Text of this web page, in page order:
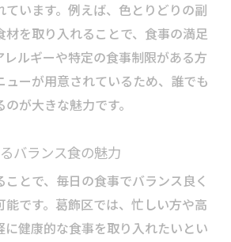
ています。例えば、色とりどりの副
を取り入れることで、食事の満足
ルギーや特定の食事制限がある方
ューが用意されているため、誰でも
が大きな魅力です。
バランス食の魅力
とで、毎日の食事でバランス良く
です。葛飾区では、忙しい方や高
健康的な食事を取り入れたいとい